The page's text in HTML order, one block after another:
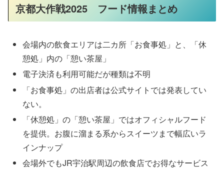
京都大作戦2025 フード情報まとめ
会場内の飲食エリアは二カ所「お食事処」と、「休
憩処」内の「憩い茶屋」
電子決済も利用可能だが種類は不明
「お食事処」の出店者は公式サイトでは発表してい
ない。
「休憩処」の「憩い茶屋」ではオフィシャルフード
を提供。お腹に溜まる系からスイーツまで幅広いラ
インナップ
会場外でもJR宇治駅周辺の飲食店でお得なサービス